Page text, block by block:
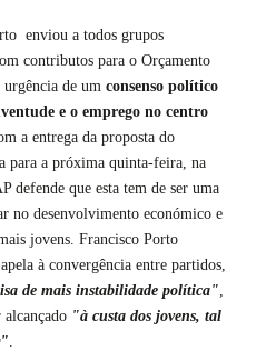
enviou a todos grupos
contributos para o Orçamento
de um consenso político
e o emprego no centro
a entrega da proposta do
para a próxima quinta-feira, na
defende que esta tem de ser uma
no desenvolvimento económico e
jovens. Francisco Porto
à convergência entre partidos,
de mais instabilidade política"
alcançado "à custa dos jovens, tal